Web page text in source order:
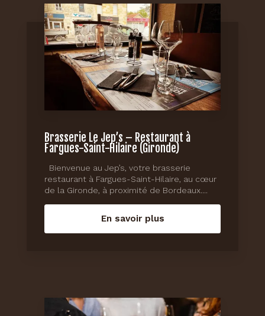
Brasserie Le Jep’s – Restaurant à
Fargues-Saint-Hilaire (Gironde)
Bienvenue au Jep’s, votre brasserie
restaurant à Fargues-Saint-Hilaire, au cœur
de la Gironde, à proximité de Bordeaux....
En savoir plus